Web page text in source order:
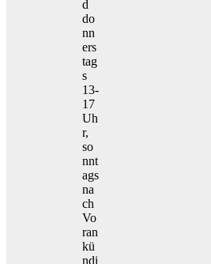
d
do
nn
ers
tag
s
13-
17
Uh
r,
so
nnt
ags
na
ch
Vo
ran
kü
ndi